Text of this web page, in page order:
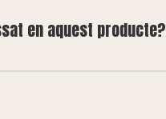
en aquest producte?